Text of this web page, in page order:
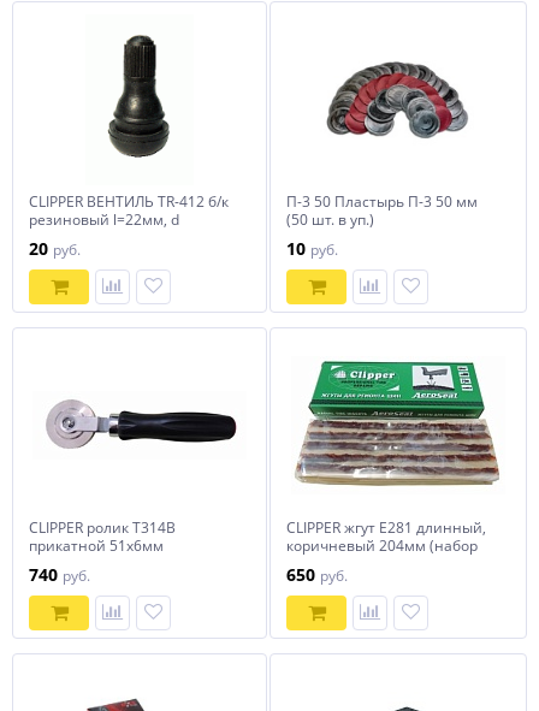
CLIPPER ВЕНТИЛЬ TR-412 б/к
резиновый l=22мм, d
20 руб.
П-3 50 Пластырь П-3 50 мм
(50 шт. в уп.)
10 руб.
CLIPPER ролик T314B
прикатной 51x6мм
740 руб.
CLIPPER жгут E281 длинный,
коричневый 204мм (набор
650 руб.